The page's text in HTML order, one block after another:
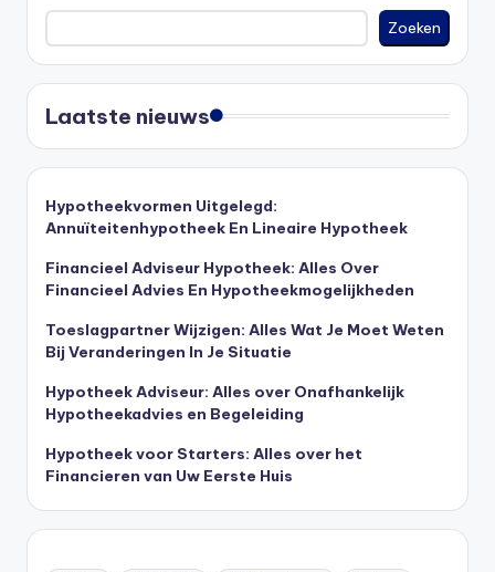
Zoeken
Laatste nieuws
Hypotheekvormen Uitgelegd:
Annuïteitenhypotheek En Lineaire Hypotheek
Financieel Adviseur Hypotheek: Alles Over
Financieel Advies En Hypotheekmogelijkheden
Toeslagpartner Wijzigen: Alles Wat Je Moet Weten
Bij Veranderingen In Je Situatie
Hypotheek Adviseur: Alles over Onafhankelijk
Hypotheekadvies en Begeleiding
Hypotheek voor Starters: Alles over het
Financieren van Uw Eerste Huis